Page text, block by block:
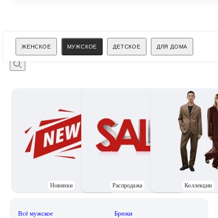
ЖЕНСКОЕ МУЖСКОЕ ДЕТСКОЕ ДЛЯ ДОМА
Поиск
Новинки Распродажа Коллекции
Всё мужское Брюки